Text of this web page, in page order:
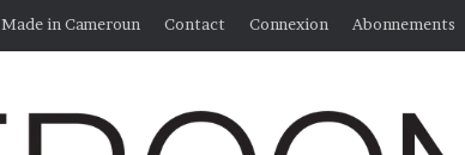
Made in Cameroun Contact Connexion Abonnements